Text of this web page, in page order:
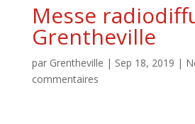
Messe
Grentheville
par Grentheville | Sep 18, 2019 |
commentaires